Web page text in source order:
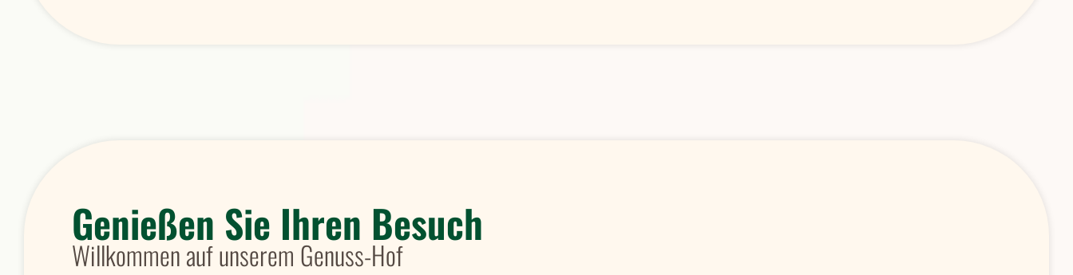
Genießen Sie Ihren Besuch
Willkommen auf unserem Genuss-Hof